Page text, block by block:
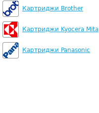
Картриджи Brother
Картриджи Kyocera Mita
Картриджи Panasonic